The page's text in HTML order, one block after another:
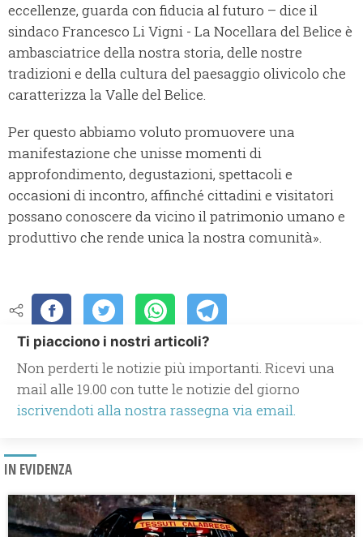
eccellenze, guarda con fiducia al futuro – dice il
sindaco Francesco Li Vigni - La Nocellara del Belice è
ambasciatrice della nostra storia, delle nostre
tradizioni e della cultura del paesaggio olivicolo che
caratterizza la Valle del Belice.
Per questo abbiamo voluto promuovere una
manifestazione che unisse momenti di
approfondimento, degustazioni, spettacoli e
occasioni di incontro, affinché cittadini e visitatori
possano conoscere da vicino il patrimonio umano e
produttivo che rende unica la nostra comunità».
Ti piacciono i nostri articoli?
Non perderti le notizie più importanti. Ricevi una
mail alle 19.00 con tutte le notizie del giorno
iscrivendoti alla nostra rassegna via email.
IN EVIDENZA